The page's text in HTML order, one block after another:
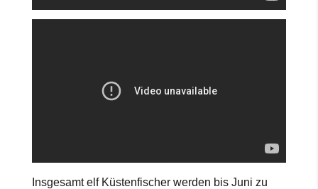
Insgesamt elf Küstenfischer werden bis Juni zu